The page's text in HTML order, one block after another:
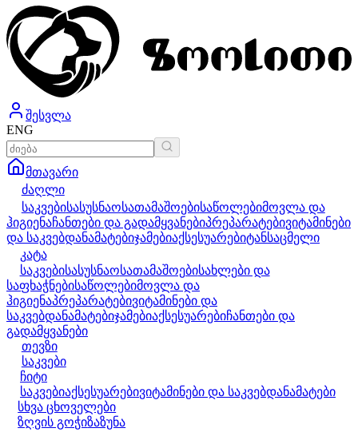
შესვლა
ENG
მთავარი
ძაღლი
საკვებისასუსნაოსათამაშოებისაწოლებიმოვლა და
ჰიგიენაჩანთები და გადამყვანებიპრეპარატებივიტამინები
და საკვებდანამატებიჯამებიაქსესუარებიტანსაცმელი
კატა
საკვებისასუსნაოსათამაშოებისახლები და
საფხაჭნებისაწოლებიმოვლა და
ჰიგიენაპრეპარატებივიტამინები და
საკვებდანამატებიჯამებიაქსესუარებიჩანთები და
გადამყვანები
თევზი
საკვები
ჩიტი
საკვებიაქსესუარებივიტამინები და საკვებდანამატები
სხვა ცხოველები
ზღვის გოჭიზაზუნა